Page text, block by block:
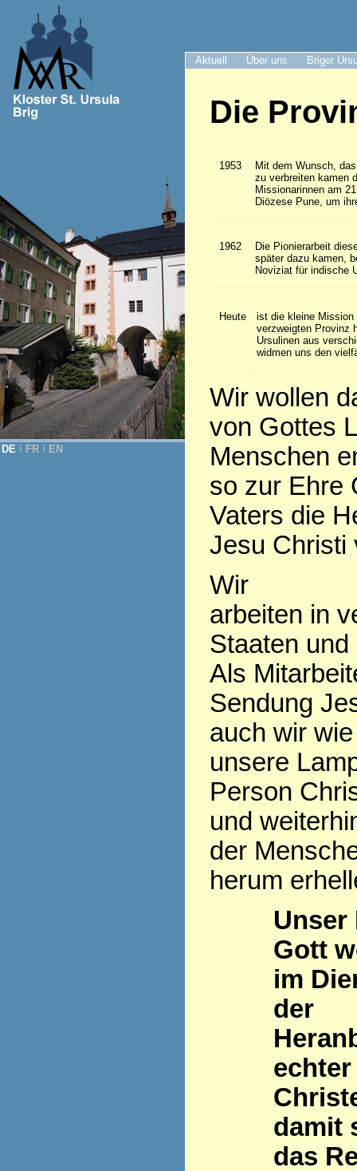
Aktuell Über uns Briger
DE FR EN
Die
1953
Mit dem Wunsch,
zu verbreiten kamen
Missionarinnen am
Diözese Pune, um
1962
Die Pionierarbeit
später dazu kamen,
Noviziat für indische
Heute
ist die kleine
verzweigten Provinz
Ursulinen aus
widmen uns den
Wir wollen
von Gottes
Menschen
so zur Ehre
Vaters die
Jesu Christi
Wir
arbeiten in
Staaten
Als
Sendung
auch wir
unsere
Person
und
der
herum
Unser
Gott
im
der
echter
damit
das